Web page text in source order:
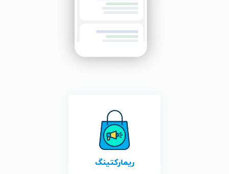
ریمارکتینگ